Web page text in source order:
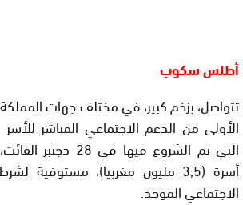
أطلس سكوب
تتواصل، بزخم كبير، في مختلف جهات
الأولى من الدعم الاجتماعي المباشر
التي تم الشروع فيها
أسرة (3,5 مليون مغربيا)،
الاجتماعي الموحد.